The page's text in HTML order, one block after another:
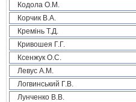
Кодола О.М.
Корчик В.А.
Кремінь Т.Д.
Кривошея Г.Г.
Ксенжук О.С.
Левус А.М.
Логвинський Г.В.
Лунченко В.В.